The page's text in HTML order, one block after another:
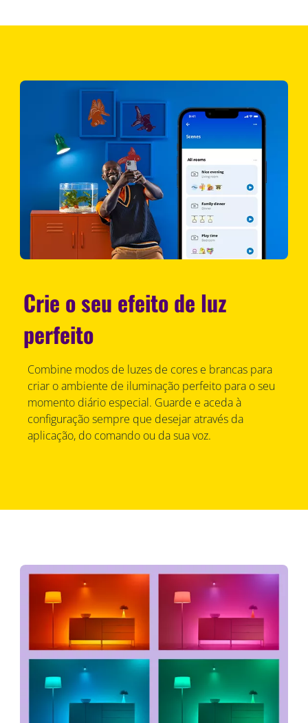
Crie o seu efeito de luz
perfeito
Combine modos de luzes de cores e brancas para
criar o ambiente de iluminação perfeito para o seu
momento diário especial. Guarde e aceda à
configuração sempre que desejar através da
aplicação, do comando ou da sua voz.